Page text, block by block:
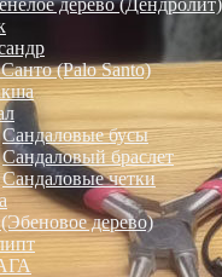
дерево (Дендролит)
(Palo Santo)
Сандаловые бусы
Сандаловый браслет
Сандаловые четки
дерево)